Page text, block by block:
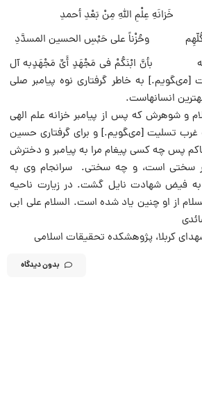
خَزانَهِ عِلْمِ اللَّهِ مِنْ بَعْدِ أحمدِ
کُلّهِم وحُزْناً على حَبْسِ الحسین المسدَّدِ
بأنَّ ابْنَکُمْ فى مَجْهَدٍ أَىِّ مَجْهَدٍبه آل
[مىگویم.] به خاطر گرفتارى نوه پیامبر صلى
انسانهاست.
و شوهرش که پس از پیامبر خزانه علم الهى
غرب تسلیت [مىگویم.] و براى گرفتارى حسین
پس چه کسى پیغام مرا به پیامبر و دخترش
سختى است، و چه سختى. سرانجام وى به
فیض شهادت نایل گشت. در زیارت ناحیه
از او چنین یاد شده است. السلام على ابى
کربلا، پژوهشکده تحقیقات اسلامی
بدون دیدگاه